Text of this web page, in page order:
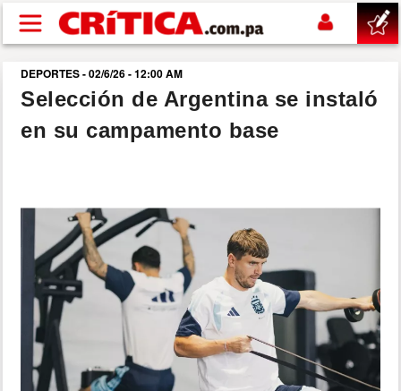
Pasar al contenido principal
buscar
SUCESOS
POLÍTICA
SHOW
DEPORTES
MUNDO
DEPORTES - 02/6/26 - 12:00 AM
Selección de Argentina se instaló
en su campamento base